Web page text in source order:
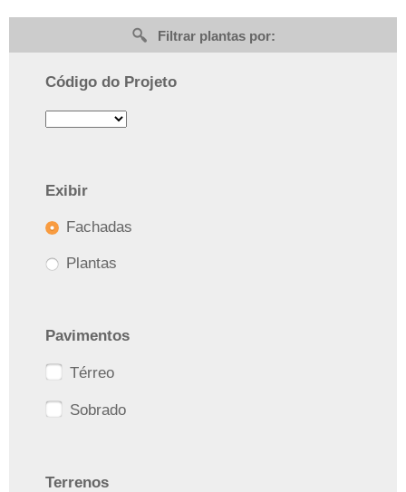
Filtrar plantas por:
Código do Projeto
Exibir
Fachadas
Plantas
Pavimentos
Térreo
Sobrado
Terrenos